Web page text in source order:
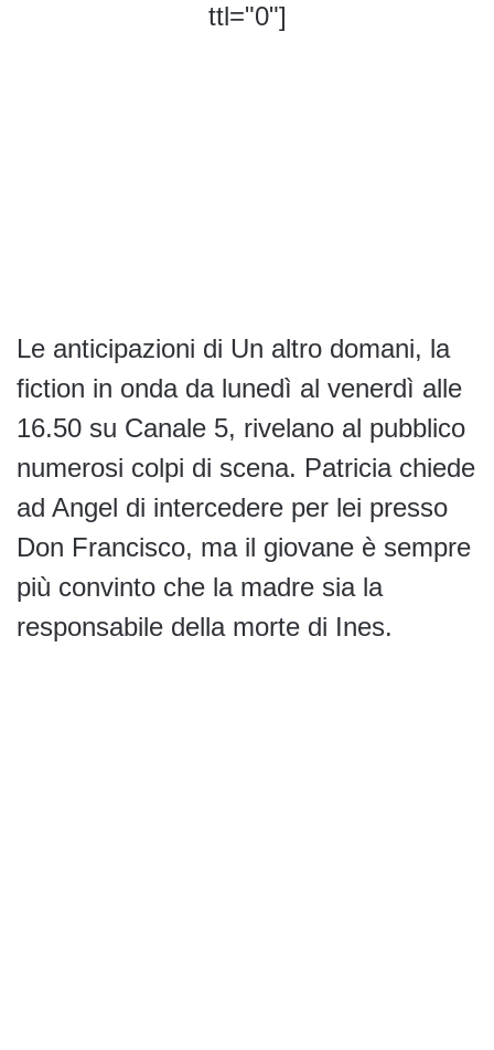
ttl="0"]
Le anticipazioni di Un altro domani, la
fiction in onda da lunedì al venerdì alle
16.50 su Canale 5, rivelano al pubblico
numerosi colpi di scena. Patricia chiede
ad Angel di intercedere per lei presso
Don Francisco, ma il giovane è sempre
più convinto che la madre sia la
responsabile della morte di Ines.